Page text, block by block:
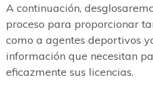
A continuación,
proceso para proporcionar
como a agentes deportivos
información que necesitan
eficazmente sus licencias.